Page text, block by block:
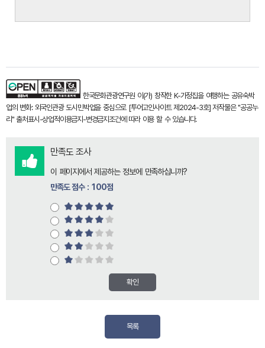
한국문화관광연구원 이(가) 창작한K-가정집을 여행하는 공유숙박
업의 변화: 외국인관광 도시민박업을 중심으로 [투어고인사이트 제2024-3호]저작물은 "공공누
리"출처표시-상업적이용금지-변경금지조건에 따라 이용 할 수 있습니다.
만족도 조사
이 페이지에서 제공하는 정보에 만족하십니까?
만족도 점수 : 100점
확인
목록